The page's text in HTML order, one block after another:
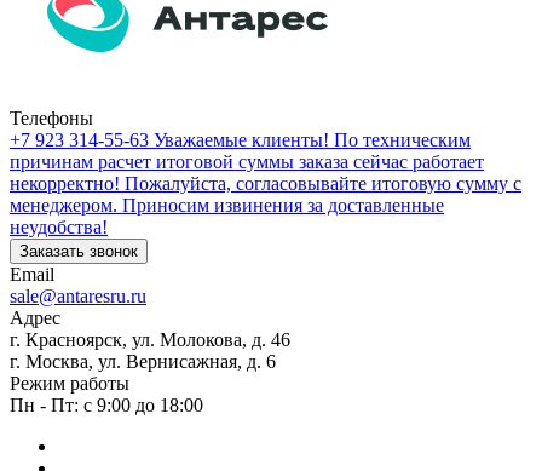
Телефоны
+7 923 314-55-63 Уважаемые клиенты! По техническим
причинам расчет итоговой суммы заказа сейчас работает
некорректно! Пожалуйста, согласовывайте итоговую сумму с
менеджером. Приносим извинения за доставленные
неудобства!
Заказать звонок
Email
sale@antaresru.ru
Адрес
г. Красноярск, ул. Молокова, д. 46
г. Москва, ул. Вернисажная, д. 6
Режим работы
Пн - Пт: с 9:00 до 18:00